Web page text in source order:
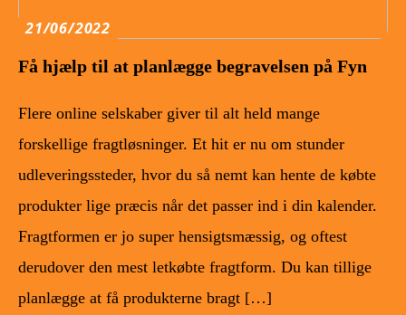
21/06/2022
Få hjælp til at planlægge begravelsen på Fyn
Flere online selskaber giver til alt held mange
forskellige fragtløsninger. Et hit er nu om stunder
udleveringssteder, hvor du så nemt kan hente de købte
produkter lige præcis når det passer ind i din kalender.
Fragtformen er jo super hensigtsmæssig, og oftest
derudover den mest letkøbte fragtform. Du kan tillige
planlægge at få produkterne bragt […]